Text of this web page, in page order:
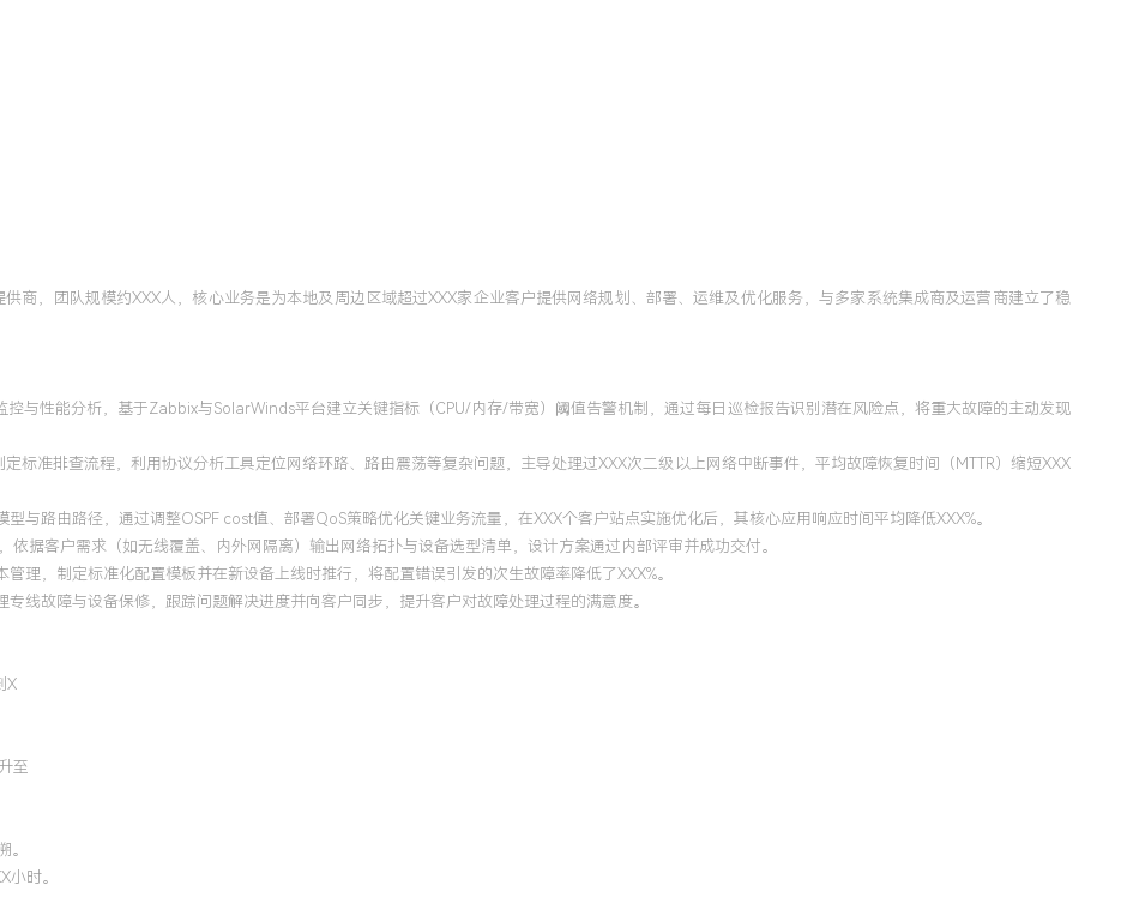
商，团队规模约XXX人，核心业务是为本地及周边区域超过XXX家企业客户提供网络规划、部署、运维及优化服务，与多家系统集成商及运营商建立了稳
控与性能分析，基于Zabbix与SolarWinds平台建立关键指标（CPU/内存/带宽）阈值告警机制，通过每日巡检报告识别潜在风险点，将重大故障的主动发现
标准排查流程，利用协议分析工具定位网络环路、路由震荡等复杂问题，主导处理过XXX次二级以上网络中断事件，平均故障恢复时间（MTTR）缩短XXX
与路由路径，通过调整OSPF cost值、部署QoS策略优化关键业务流量，在XXX个客户站点实施优化后，其核心应用响应时间平均降低XXX%。
据客户需求（如无线覆盖、内外网隔离）输出网络拓扑与设备选型清单，设计方案通过内部评审并成功交付。
理，制定标准化配置模板并在新设备上线时推行，将配置错误引发的次生故障率降低了XXX%。
线故障与设备保修，跟踪问题解决进度并向客户同步，提升客户对故障处理过程的满意度。
X
至
。
时。